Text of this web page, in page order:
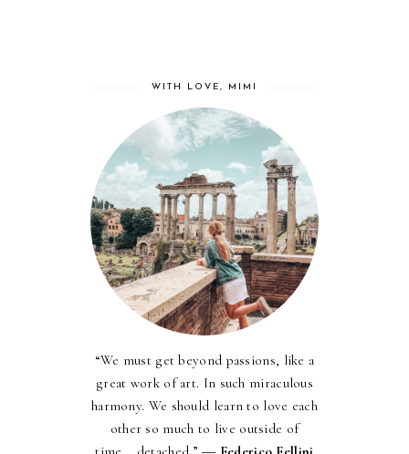
WITH LOVE, MIMI
“We must get beyond passions, like a
great work of art. In such miraculous
harmony. We should learn to love each
other so much to live outside of